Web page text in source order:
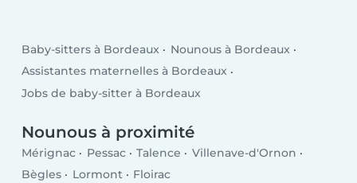
Baby-sitters à Bordeaux
Nounous à Bordeaux
Assistantes maternelles à Bordeaux
Jobs de baby-sitter à Bordeaux
Nounous à proximité
Mérignac Pessac Talence
Villenave-d'Ornon
Bègles
Lormont Floirac